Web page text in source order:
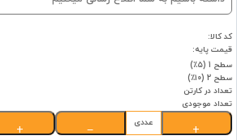
کد کالا:
قیمت پایه:
سطح 1 (۵٪)
سطح 2 (۱۰٪)
تعداد در کارتن
تعداد موجودی
+
عددی
−
+